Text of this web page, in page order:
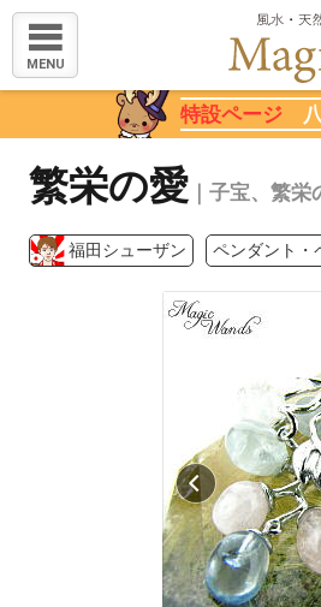
MENU
特設ページ 八
繁栄の愛 ｜子宝、繁
福田シューザン ペンダント・